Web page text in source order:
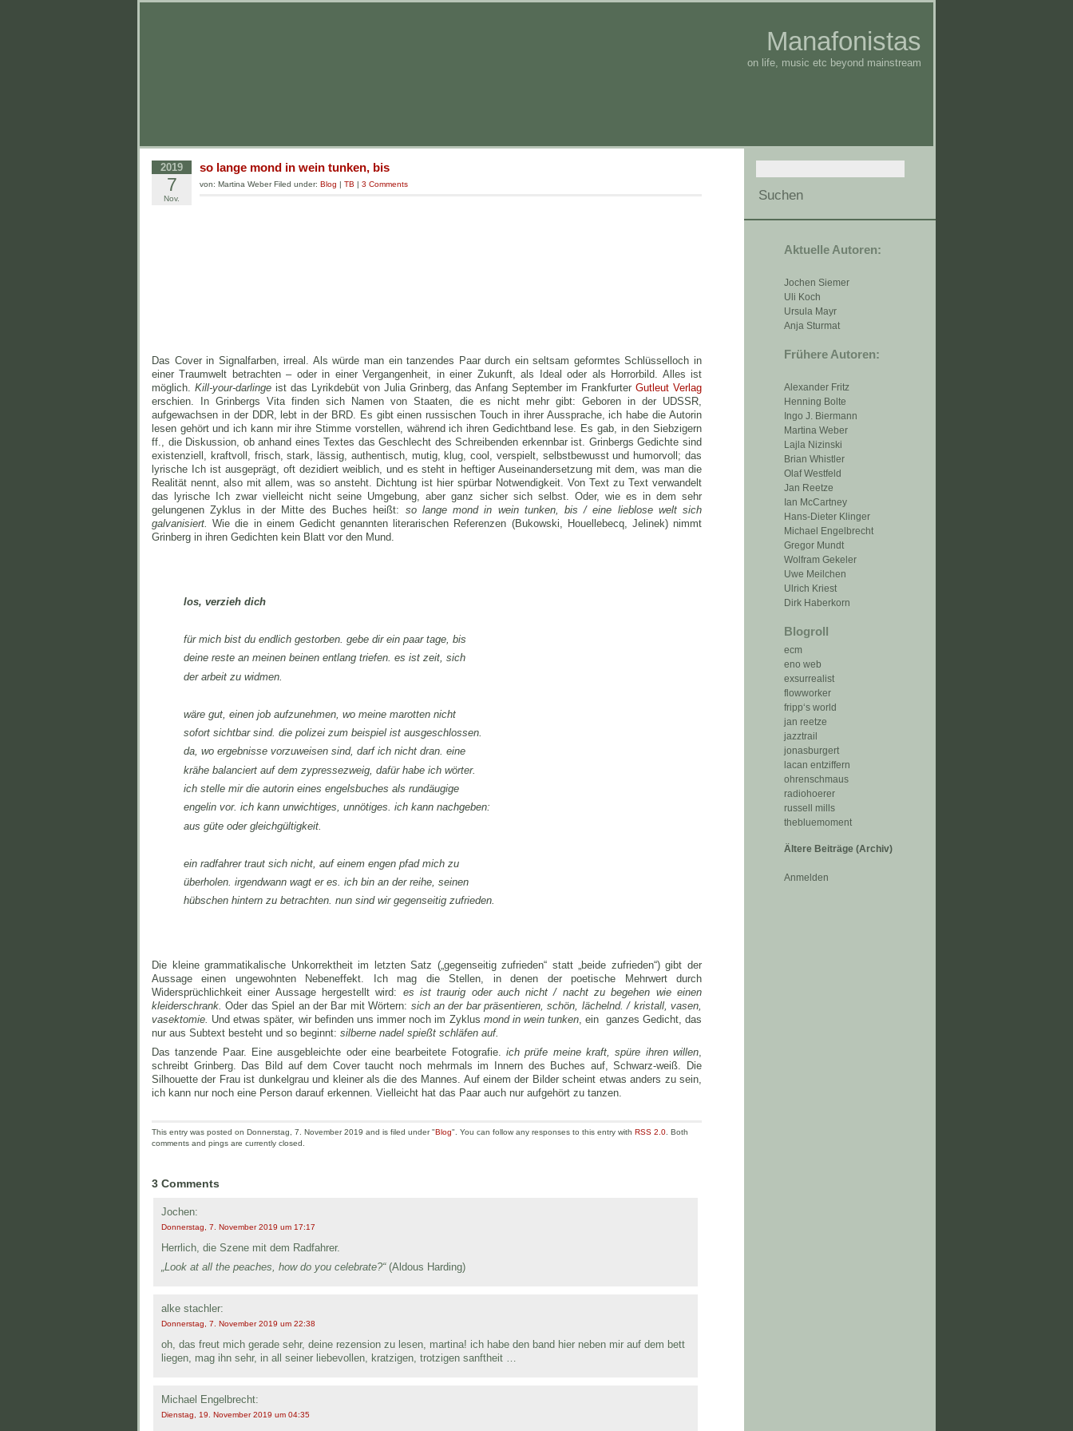
Manafonistas
on life, music etc beyond mainstream
Aktuelle Autoren:
Jochen Siemer
Uli Koch
Ursula Mayr
Anja Sturmat
Frühere Autoren:
Alexander Fritz
Henning Bolte
Ingo J. Biermann
Martina Weber
Lajla Nizinski
Brian Whistler
Olaf Westfeld
Jan Reetze
Ian McCartney
Hans-Dieter Klinger
Michael Engelbrecht
Gregor Mundt
Wolfram Gekeler
Uwe Meilchen
Ulrich Kriest
Dirk Haberkorn
Blogroll
ecm
eno web
exsurrealist
flowworker
fripp‘s world
jan reetze
jazztrail
jonasburgert
lacan entziffern
ohrenschmaus
radiohoerer
russell mills
thebluemoment
Ältere Beiträge (Archiv)
Anmelden
2019
7
Nov.
so lange mond in wein tunken, bis
von: Martina Weber Filed under: Blog | TB | 3 Comments
Das Cover in Signalfarben, irreal. Als würde man ein tanzendes Paar durch ein seltsam geformtes Schlüsselloch in
einer Traumwelt betrachten – oder in einer Vergangenheit, in einer Zukunft, als Ideal oder als Horrorbild. Alles ist
möglich. Kill-your-darlingeist das Lyrikdebüt von Julia Grinberg, das Anfang September im FrankfurterGutleut Verlag
erschien. In Grinbergs Vita finden sich Namen von Staaten, die es nicht mehr gibt: Geboren in der UDSSR,
aufgewachsen in der DDR, lebt in der BRD. Es gibt einen russischen Touch in ihrer Aussprache, ich habe die Autorin
lesen gehört und ich kann mir ihre Stimme vorstellen, während ich ihren Gedichtband lese. Es gab, in den Siebzigern
ff., die Diskussion, ob anhand eines Textes das Geschlecht des Schreibenden erkennbar ist. Grinbergs Gedichte sind
existenziell, kraftvoll, frisch, stark, lässig, authentisch, mutig, klug, cool, verspielt, selbstbewusst und humorvoll; das
lyrische Ich ist ausgeprägt, oft dezidiert weiblich, und es steht in heftiger Auseinandersetzung mit dem, was man die
Realität nennt, also mit allem, was so ansteht. Dichtung ist hier spürbar Notwendigkeit. Von Text zu Text verwandelt
das lyrische Ich zwar vielleicht nicht seine Umgebung, aber ganz sicher sich selbst. Oder, wie es in dem sehr
gelungenen Zyklus in der Mitte des Buches heißt: so lange mond in wein tunken, bis / eine lieblose welt sich
galvanisiert.Wie die in einem Gedicht genannten literarischen Referenzen (Bukowski, Houellebecq, Jelinek) nimmt
Grinberg in ihren Gedichten kein Blatt vor den Mund.
los, verzieh dich
für mich bist du endlich gestorben. gebe dir ein paar tage, bis
deine reste an meinen beinen entlang triefen. es ist zeit, sich
der arbeit zu widmen.
wäre gut, einen job aufzunehmen, wo meine marotten nicht
sofort sichtbar sind. die polizei zum beispiel ist ausgeschlossen.
da, wo ergebnisse vorzuweisen sind, darf ich nicht dran. eine
krähe balanciert auf dem zypressezweig, dafür habe ich wörter.
ich stelle mir die autorin eines engelsbuches als rundäugige
engelin vor. ich kann unwichtiges, unnötiges. ich kann nachgeben:
aus güte oder gleichgültigkeit.
ein radfahrer traut sich nicht, auf einem engen pfad mich zu
überholen. irgendwann wagt er es. ich bin an der reihe, seinen
hübschen hintern zu betrachten. nun sind wir gegenseitig zufrieden.
Die kleine grammatikalische Unkorrektheit im letzten Satz („gegenseitig zufrieden“ statt „beide zufrieden“) gibt der
Aussage einen ungewohnten Nebeneffekt. Ich mag die Stellen, in denen der poetische Mehrwert durch
Widersprüchlichkeit einer Aussage hergestellt wird: es ist traurig oder auch nicht / nacht zu begehen wie einen
kleiderschrank.Oder das Spiel an der Bar mit Wörtern: sich an der bar präsentieren, schön, lächelnd. / kristall, vasen,
vasektomie. Und etwas später, wir befinden uns immer noch im Zyklus mond in wein tunken, ein ganzes Gedicht, das
nur aus Subtext besteht und so beginnt: silberne nadel spießt schläfen auf.
Das tanzende Paar. Eine ausgebleichte oder eine bearbeitete Fotografie. ich prüfe meine kraft, spüre ihren willen
schreibt Grinberg. Das Bild auf dem Cover taucht noch mehrmals im Innern des Buches auf, Schwarz-weiß. Die
Silhouette der Frau ist dunkelgrau und kleiner als die des Mannes. Auf einem der Bilder scheint etwas anders zu sein,
ich kann nur noch eine Person darauf erkennen. Vielleicht hat das Paar auch nur aufgehört zu tanzen.
This entry was posted on Donnerstag, 7. November 2019 and is filed under "Blog". You can follow any responses to this entry with RSS 2.0 . Both
comments and pings are currently closed.
3 Comments
Jochen:
Donnerstag, 7. November 2019 um 17:17
Herrlich, die Szene mit dem Radfahrer.
„Look at all the peaches, how do you celebrate?“ (Aldous Harding)
alke stachler:
Donnerstag, 7. November 2019 um 22:38
oh, das freut mich gerade sehr, deine rezension zu lesen, martina! ich habe den band hier neben mir auf dem bett
liegen, mag ihn sehr, in all seiner liebevollen, kratzigen, trotzigen sanftheit …
Michael Engelbrecht:
Dienstag, 19. November 2019 um 04:35